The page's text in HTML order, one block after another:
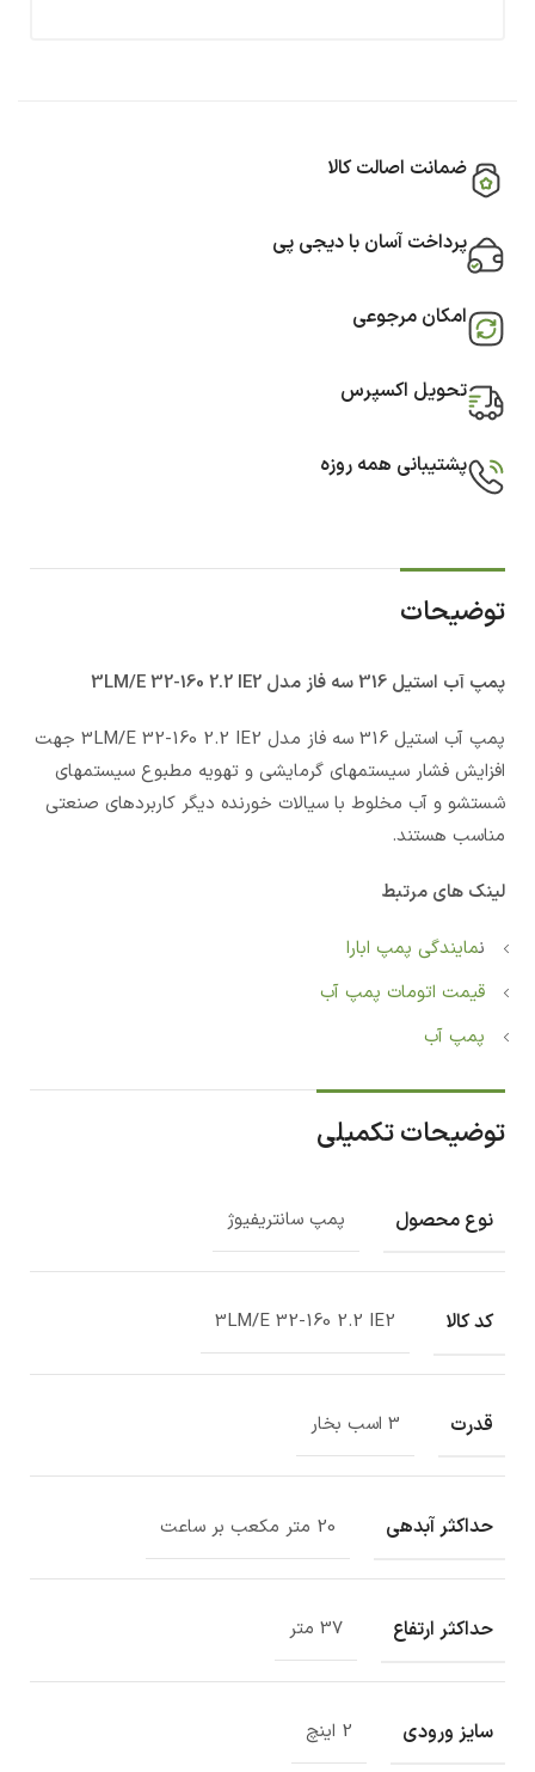
ضمانت اصالت کالا
پرداخت آسان با دیجی پی
امکان مرجوعی
تحویل اکسپرس
پشتیبانی همه روزه
توضیحات
پمپ آب استيل 316 سه فاز مدل 3LM/E 32-160 2.2 IE2
پمپ آب استيل 316 سه فاز مدل 3LM/E 32-160 2.2 IE2 جهت
افزایش فشار سیستمهای گرمایشی و تهویه مطبوع سیستمهای
شستشو و آب مخلوط با سیالات خورنده دیگر کاربردهای صنعتی
مناسب هستند.
لینک های مرتبط
نمایندگی پمپ ابارا
قیمت اتومات پمپ آب
پمپ آب
توضیحات تکمیلی
نوع محصول پمپ سانتریفیوژ
کد کالا 3LM/E 32-160 2.2 IE2
قدرت 3 اسب بخار
حداکثر آبدهی 20 متر مکعب بر ساعت
حداکثر ارتفاع 37 متر
سایز ورودی 2 اینچ